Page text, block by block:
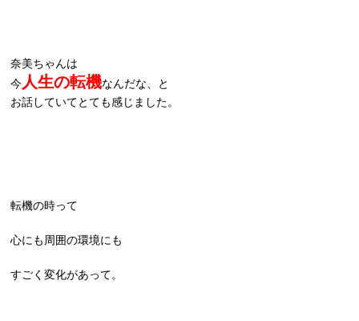
奈美ちゃんは
今 人生の転機なんだな、と
お話していてとても感じました。
転機の時って
心にも周囲の環境にも
すごく変化があって。